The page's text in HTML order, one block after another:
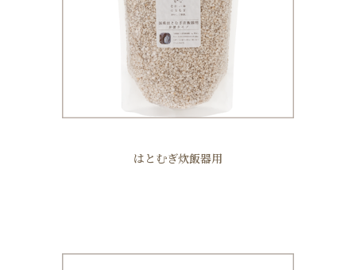
はとむぎ炊飯器用